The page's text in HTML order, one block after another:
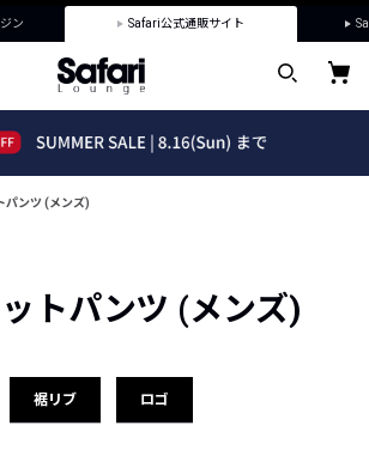
ン Safari公式通販サイト
パンツ (メンズ)
トパンツ (メンズ)
裾リブ ロゴ